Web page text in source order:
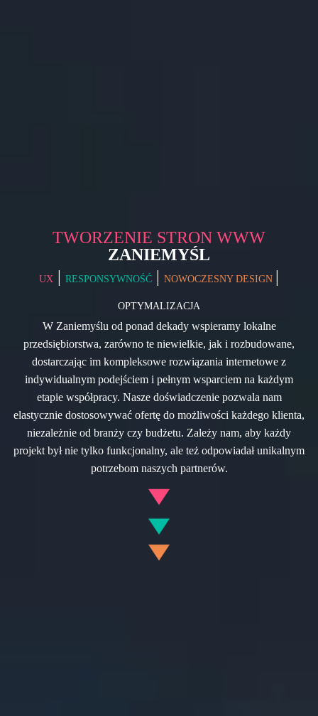
TWORZENIE STRON WWW
ZANIEMYŚL
UX | RESPONSYWNOŚĆ | NOWOCZESNY DESIGN |
OPTYMALIZACJA
W Zaniemyślu od ponad dekady wspieramy lokalne
przedsiębiorstwa, zarówno te niewielkie, jak i rozbudowane,
dostarczając im kompleksowe rozwiązania internetowe z
indywidualnym podejściem i pełnym wsparciem na każdym
etapie współpracy. Nasze doświadczenie pozwala nam
elastycznie dostosowywać ofertę do możliwości każdego klienta,
niezależnie od branży czy budżetu. Zależy nam, aby każdy
projekt był nie tylko funkcjonalny, ale też odpowiadał unikalnym
potrzebom naszych partnerów.